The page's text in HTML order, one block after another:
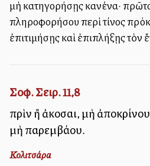
μὴ κατηγορήσῃς κανένα·
πληροφορήσου περὶ τίνος
ἐπιτιμήσῃς καὶ ἐπιπλήξῃς τὸν
Σοφ. Σειρ. 11,8
πρὶν ἢ ἀκοῦσαι, μὴ
μὴ παρεμβάλλου.
Κολιτσάρα